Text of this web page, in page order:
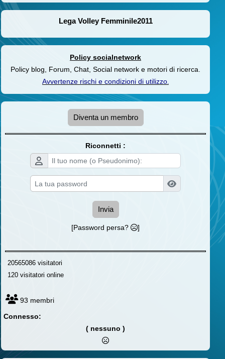
Lega Volley Femminile2011
Policy socialnetwork
Policy blog, Forum, Chat, Social network e motori di ricerca.
Avvertenze rischi e condizioni di utilizzo.
Diventa un membro
Riconnetti :
Invia
[Password persa? ]
20565086 visitatori
120 visitatori online
93 membri
Connesso:
( nessuno )